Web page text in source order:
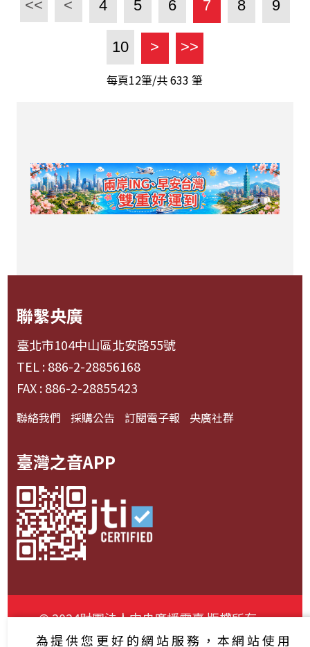
<< < 4 5 6 7 8 9
10 > >>
每頁12筆/共633 筆
聯繫央廣
臺北市104中山區北安路55號
TEL : 886-2-28856168
FAX : 886-2-28855423
聯絡我們 採購公告 訂閱電子報 央廣社群
臺灣之音APP
© 2024財團法人中央廣播電臺 版權所有
資通安全政策聲明
服務條款 隱私權條款
為提供您更好的網站服務，本網站使用